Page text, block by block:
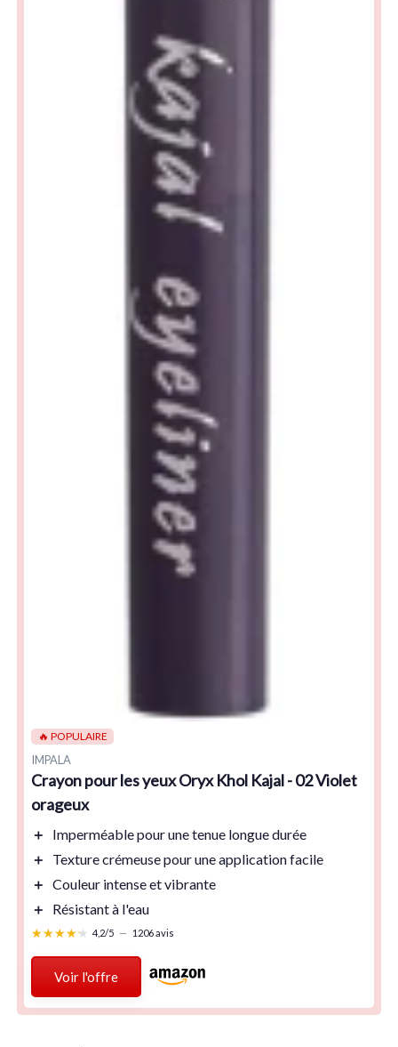
🔥 POPULAIRE
IMPALA
Crayon pour les yeux Oryx Khol Kajal - 02 Violet
orageux
＋ Imperméablepour une tenue longue durée
＋
Texture crémeusepour une application facile
＋ Couleur intenseet vibrante
＋
Résistant à l'eau
★★★★★
★★★★★ 4,2/5 — 1206 avis
Voir l'offre